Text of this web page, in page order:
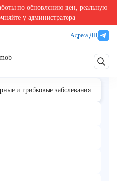
по обновлению цен, реальную
у администратора
Адреса ДЦ
инфекции в Екатеринбурге HAV, РНК [реал-
ПЦР]
и грибковые заболевания